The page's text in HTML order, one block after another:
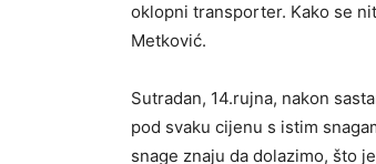
oklopni transporter. Kako se
Metković.
Sutradan, 14.rujna, nakon
pod svaku cijenu s istim
snage znaju da dolazimo, što